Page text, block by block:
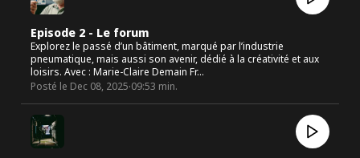
Episode 2 - Le forum
Explorez le passé d’un bâtiment, marqué par l’industrie
pneumatique, mais aussi son avenir, dédié à la créativité et aux
loisirs. Avec : Marie-Claire Demain Fr…
Posté le Dec 08, 2025·09:53 min.